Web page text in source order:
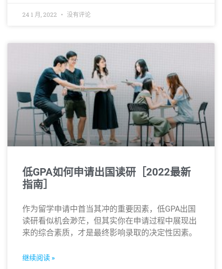
24 1 月, 2022 没有评论
低GPA如何申请出国读研［2022最新
指南］
作为留学申请中首当其冲的重要因素，低GPA出国
读研看似机会渺茫，但其实你在申请过程中展现出
来的综合素质，才是最终影响录取的决定性因素。
继续阅读 »